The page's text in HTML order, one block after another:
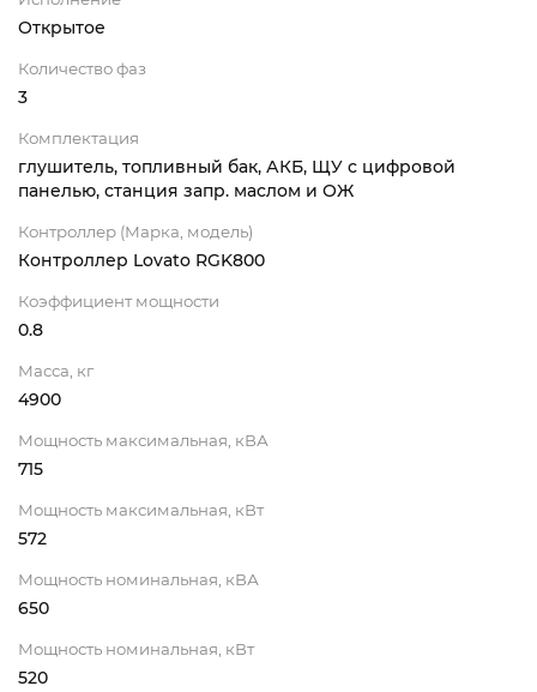
Открытое
Количество фаз
3
Комплектация
глушитель, топливный бак, АКБ, ЩУ с цифровой
панелью, станция запр. маслом и ОЖ
Контроллер (Марка, модель)
Контроллер Lovato RGK800
Коэффициент мощности
0.8
Масса, кг
4900
Мощность максимальная, кВА
715
Мощность максимальная, кВт
572
Мощность номинальная, кВА
650
Мощность номинальная, кВт
520